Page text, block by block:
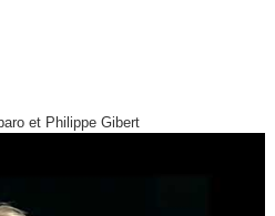
et Philippe Gibert